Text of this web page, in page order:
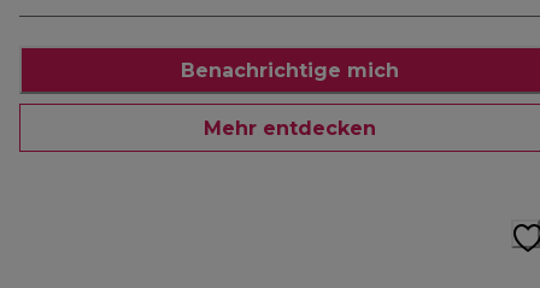
Benachrichtige mich
Mehr entdecken